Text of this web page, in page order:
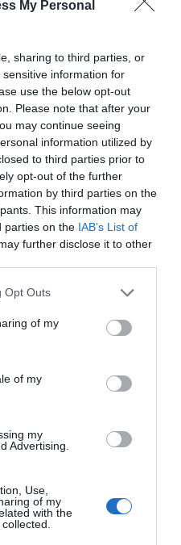
My Personal
sharing to third parties, or
information for
use the below opt-out
Please note that after your
may continue seeing
information utilized by
to third parties prior to
opt-out of the further
by third parties on the
This information may
parties on the IAB’s List of
further disclose it to other
Opt Outs
of my
of my
my
Advertising.
Use,
of my
with the
encuentra a unos 17 km
de estrategia e
cuya plataforma
real el negocio de medio
para analizar y
de las compañías en sus
con más de
España, Portugal, Italia y
ubicación, segmento
Si quieres más
en
fuente preferida de Google
noticias de actualidad.
Imprimir